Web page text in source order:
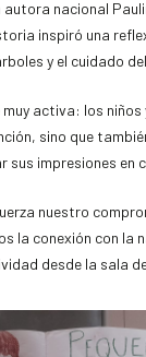
autora nacional
inspiró una
y el cuidado
activa: los niños
sino que
sus impresiones en
nuestro
la conexión con la
desde la sala